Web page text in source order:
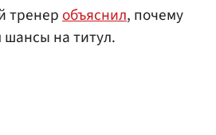
тренеробъяснил, почему
шансы на титул.